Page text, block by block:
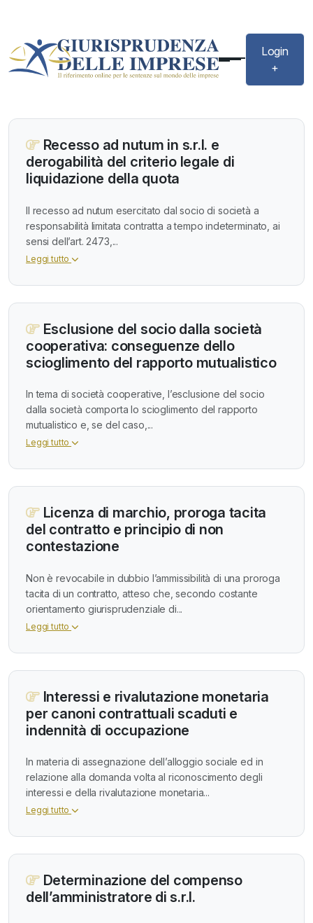
Login
+
Recesso ad nutum in s.r.l. e
derogabilità del criterio legale di
liquidazione della quota
Il recesso ad nutum esercitato dal socio di società a
responsabilità limitata contratta a tempo indeterminato, ai
sensi dell’art. 2473,...
Leggi tutto
Esclusione del socio dalla società
cooperativa: conseguenze dello
scioglimento del rapporto mutualistico
In tema di società cooperative, l’esclusione del socio
dalla società comporta lo scioglimento del rapporto
mutualistico e, se del caso,...
Leggi tutto
Licenza di marchio, proroga tacita
del contratto e principio di non
contestazione
Non è revocabile in dubbio l’ammissibilità di una proroga
tacita di un contratto, atteso che, secondo costante
orientamento giurisprudenziale di...
Leggi tutto
Interessi e rivalutazione monetaria
per canoni contrattuali scaduti e
indennità di occupazione
In materia di assegnazione dell’alloggio sociale ed in
relazione alla domanda volta al riconoscimento degli
interessi e della rivalutazione monetaria...
Leggi tutto
Determinazione del compenso
dell’amministratore di s.r.l.